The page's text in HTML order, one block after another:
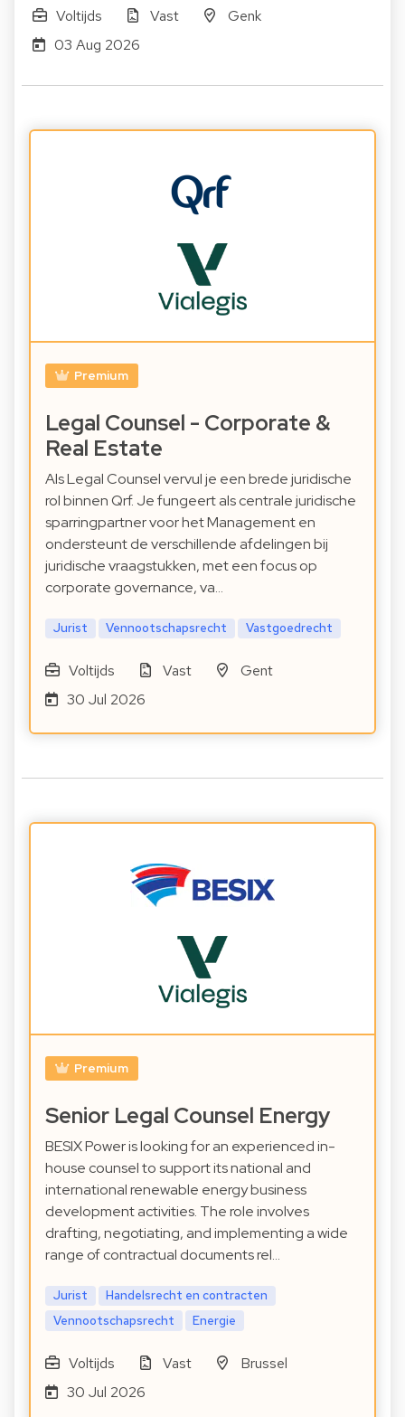
Voltijds Vast
Genk
03 Aug 2026
Premium
Legal Counsel - Corporate &
Real Estate
Als Legal Counsel vervul je een brede juridische
rol binnen Qrf. Je fungeert als centrale juridische
sparringpartner voor het Management en
ondersteunt de verschillende afdelingen bij
juridische vraagstukken, met een focus op
corporate governance, va…
Jurist Vennootschapsrecht Vastgoedrecht
Voltijds Vast
Gent
30 Jul 2026
Premium
Senior Legal Counsel Energy
BESIX Power is looking for an experienced in-
house counsel to support its national and
international renewable energy business
development activities. The role involves
drafting, negotiating, and implementing a wide
range of contractual documents rel…
Jurist
Handelsrecht en contracten
Vennootschapsrecht
Energie
Voltijds Vast
Brussel
30 Jul 2026